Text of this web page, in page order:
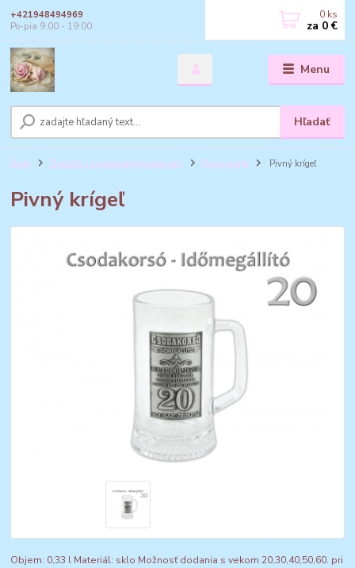
Menu
Hľadať
+421948494969
Po-pia 9:00 - 19:00
0 ks
za 0 €
Úvod Darčeky s maďarským nápisom Pivné krígle Pivný krígeľ
Pivný krígeľ
Objem: 0,33 l Materiál: sklo Možnosť dodania s vekom 20,30,40,50,60. pri